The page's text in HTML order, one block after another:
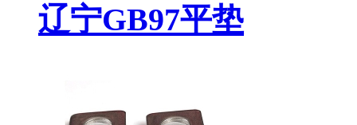
辽宁GB97平垫